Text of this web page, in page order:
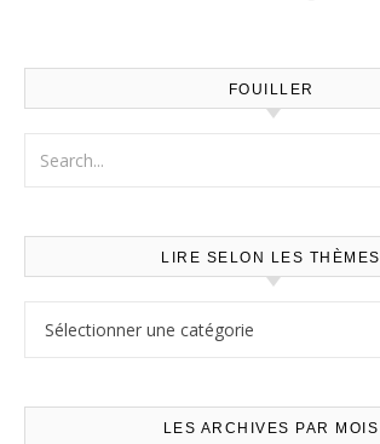
FOUILLER
LIRE SELON LES THÈMES
LES ARCHIVES PAR MOIS